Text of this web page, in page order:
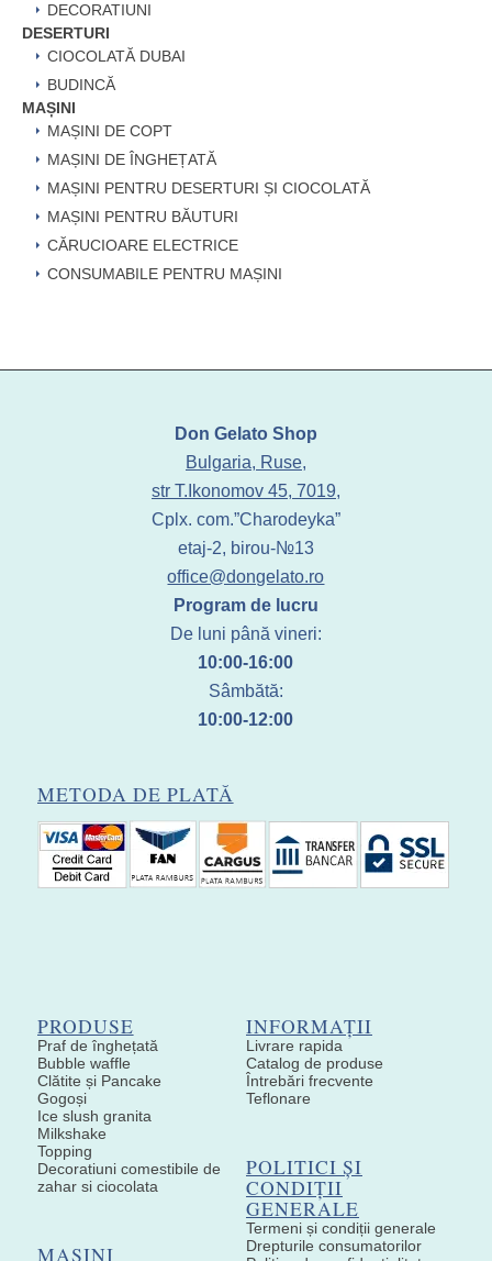
DECORATIUNI
DESERTURI
CIOCOLATĂ DUBAI
BUDINCĂ
MAȘINI
MAȘINI DE COPT
MAȘINI DE ÎNGHEȚATĂ
MAȘINI PENTRU DESERTURI ȘI CIOCOLATĂ
MAȘINI PENTRU BĂUTURI
CĂRUCIOARE ELECTRICE
CONSUMABILE PENTRU MAȘINI
Don Gelato Shop
Bulgaria, Ruse,
str T.Ikonomov 45, 7019,
Cplx. com.”Charodeyka”
etaj-2, birou-№13
office@dongelato.ro
Program de lucru
De luni până vineri:
10:00-16:00
Sâmbătă:
10:00-12:00
METODA DE PLATĂ
PRODUSE
Praf de înghețată
Bubble waffle
Clătite și Pancake
Gogoși
Ice slush granita
Milkshake
Topping
Decoratiuni comestibile de
zahar si ciocolata
MAȘINI
INFORMAȚII
Livrare rapida
Catalog de produse
Întrebări frecvente
Teflonare
POLITICI ȘI
CONDIȚII
GENERALE
Termeni și condiții generale
Drepturile consumatorilor